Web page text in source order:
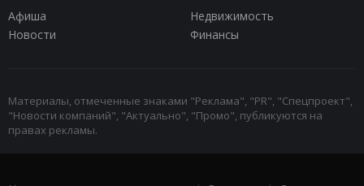
Афиша
Недвижимость
Новости
Финансы
Материалы, отмеченные знаками "Реклама", "PR", "Спецпроект",
"Новости компаний", "Актуально", "Промо", публикуются на
правах рекламы.